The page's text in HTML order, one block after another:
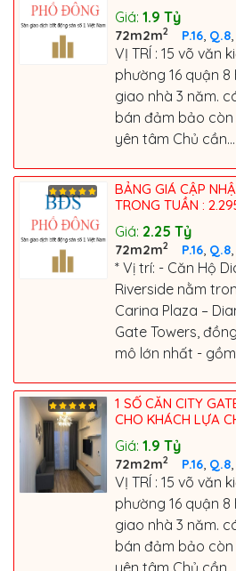
Giá: 1.9 Tỷ
72m2m2 P.16 Q.8
VỊ TRÍ : 15 võ văn
phường 16 quận
giao nhà 3 năm.
bán đảm bảo
yên tâm Chủ cần...
BẢNG GIÁ CẬP
TRONG TUẦN :
Giá: 2.25 Tỷ
72m2m2 P.16 Q.8
* Vị trí: - Căn Hộ
Riverside nằm
Carina Plaza –
Gate Towers,
mô lớn nhất - gồm
1 SỐ CĂN CITY
CHO KHÁCH LỰA
Giá: 1.9 Tỷ
72m2m2 P.16 Q.8
VỊ TRÍ : 15 võ văn
phường 16 quận
giao nhà 3 năm.
bán đảm bảo
yên tâm Chủ cần...